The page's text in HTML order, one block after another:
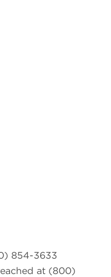
854-3633
at (800)